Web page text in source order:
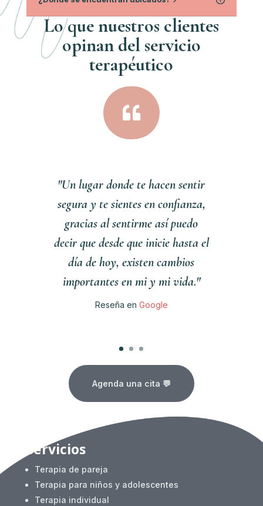
Lo que nuestros clientes
opinan del servicio
terapéutico

"Un lugar donde te hacen sentir
segura y te sientes en confianza,
gracias al sentirme así puedo
decir que desde que inicie hasta el
día de hoy, existen cambios
importantes en mi y mi vida."
Reseña en Google
Agenda una cita 💬
Servicios
Terapia de pareja
Terapia para niños y adolescentes
Terapia individual